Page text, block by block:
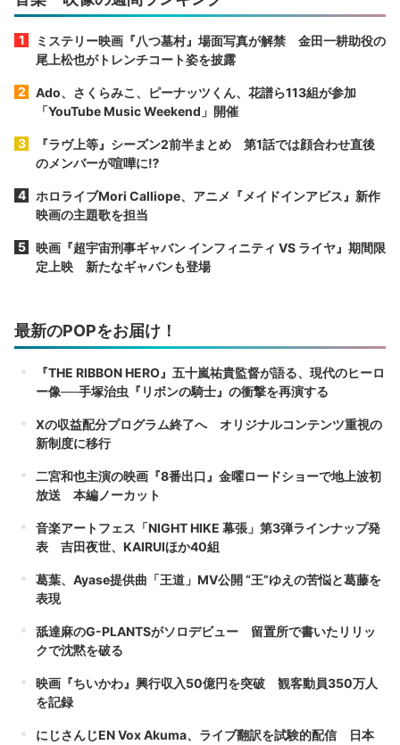
ミステリー映画『八つ墓村』場面写真が解禁 金田一耕助役の
尾上松也がトレンチコート姿を披露
Ado、さくらみこ、ピーナッツくん、花譜ら113組が参加
「YouTube Music Weekend」開催
『ラヴ上等』シーズン2前半まとめ 第1話では顔合わせ直後
のメンバーが喧嘩に⁉︎
ホロライブMori Calliope、アニメ『メイドインアビス』新作
映画の主題歌を担当
映画『超宇宙刑事ギャバン インフィニティ VS ライヤ』期間限
定上映 新たなギャバンも登場
最新のPOPをお届け！
『THE RIBBON HERO』五十嵐祐貴監督が語る、現代のヒーロ
ー像──手塚治虫『リボンの騎士』の衝撃を再演する
Xの収益配分プログラム終了へ オリジナルコンテンツ重視の
新制度に移行
二宮和也主演の映画『8番出口』金曜ロードショーで地上波初
放送 本編ノーカット
音楽アートフェス「NIGHT HIKE 幕張」第3弾ラインナップ発
表 吉田夜世、KAIRUIほか40組
葛葉、Ayase提供曲「王道」MV公開 “王”ゆえの苦悩と葛藤を
表現
舐達麻のG-PLANTSがソロデビュー 留置所で書いたリリッ
クで沈黙を破る
映画『ちいかわ』興行収入50億円を突破 観客動員350万人
を記録
にじさんじEN Vox Akuma、ライブ翻訳を試験的配信 日本